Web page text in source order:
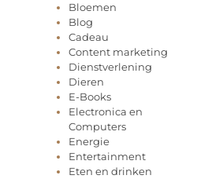
Bloemen
Blog
Cadeau
Content marketing
Dienstverlening
Dieren
E-Books
Electronica en
Computers
Energie
Entertainment
Eten en drinken